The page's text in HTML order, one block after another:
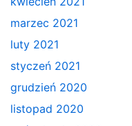
marzec 2021
luty 2021
styczeń 2021
grudzień 2020
listopad 2020